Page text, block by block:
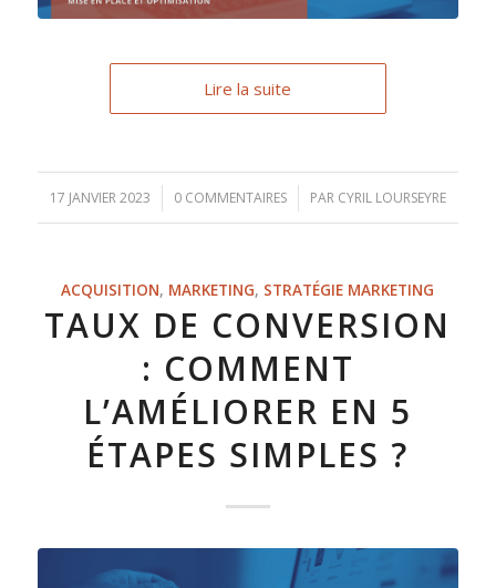
Lire la suite
17 JANVIER 2023
/ 0 COMMENTAIRES
/ PAR CYRIL LOURSEYRE
ACQUISITION, MARKETING, STRATÉGIE MARKETING
TAUX DE CONVERSION
: COMMENT
L’AMÉLIORER EN 5
ÉTAPES SIMPLES ?